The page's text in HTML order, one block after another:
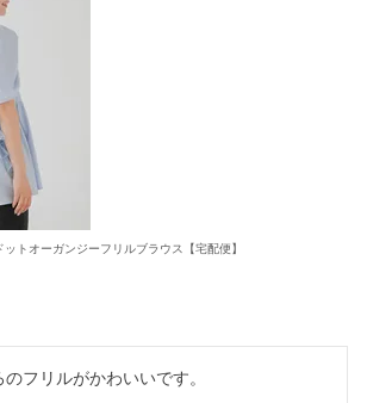
ットオーガンジーフリルブラウス【宅配便】